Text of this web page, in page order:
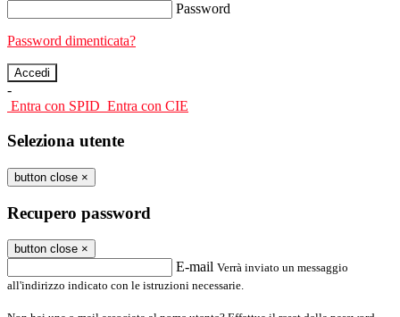
Password
Password dimenticata?
-
Entra con SPID Entra con CIE
Seleziona utente
button close ×
Recupero password
button close ×
E-mail Verrà inviato un messaggio
all'indirizzo indicato con le istruzioni necessarie.